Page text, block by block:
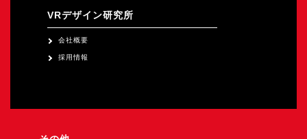
VRデザイン研究所
会社概要
採用情報